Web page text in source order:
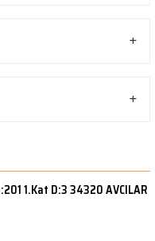
1.Kat D:3 34320 AVCILAR